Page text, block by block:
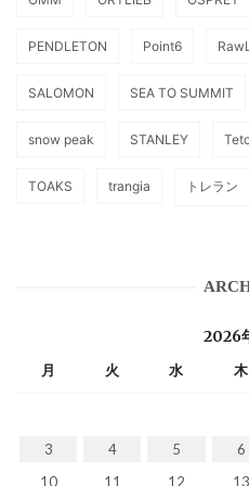
PENDLETON Point6
SALOMON SEA TO SUMMIT
snow peak STANLEY
TOAKS trangia トレラン
2026
月 火 水 木
3
4 5 6
10
11 12 13